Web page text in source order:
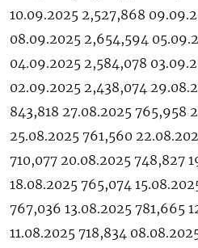
10.09.2025 2,527,868
08.09.2025 2,654,594
04.09.2025 2,584,078
02.09.2025 2,438,074
843,818 27.08.2025 765,958
25.08.2025 761,560
710,077 20.08.2025 748,827
18.08.2025 765,074
767,036 13.08.2025 781,665
11.08.2025 718,834